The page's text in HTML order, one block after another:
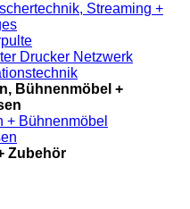
Streaming +
Drucker Netzwerk
Bühnenmöbel +
+ Bühnenmöbel
Zubehör